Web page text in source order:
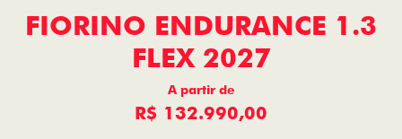
FIORINO ENDURANCE 1.3
FLEX 2027
A partir de
R$ 132.990,00